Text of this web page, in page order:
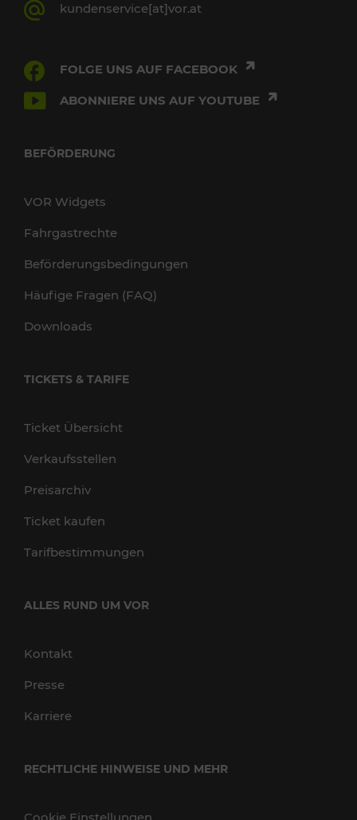
kundenservice[at]vor.at
FOLGE UNS AUF FACEBOOK
ABONNIERE UNS AUF YOUTUBE
BEFÖRDERUNG
VOR Widgets
Fahrgastrechte
Beförderungsbedingungen
Häufige Fragen (FAQ)
Downloads
TICKETS & TARIFE
Ticket Übersicht
Verkaufsstellen
Preisarchiv
Ticket kaufen
Tarifbestimmungen
ALLES RUND UM VOR
Kontakt
Presse
Karriere
RECHTLICHE HINWEISE UND MEHR